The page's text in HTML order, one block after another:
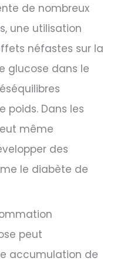
de nombreux
une utilisation
néfastes sur la
glucose dans le
poids. Dans les
même
des
le diabète de
peut
accumulation de